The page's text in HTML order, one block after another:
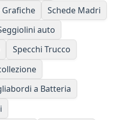
Grafiche
Schede Madri
auto
Specchi Trucco
a Batteria